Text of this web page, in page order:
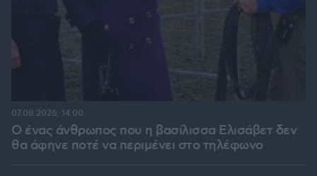
Ο ένας άνθρωπος που η βασίλισσα Ελισάβετ δεν
θα άφηνε ποτέ να περιμένει στο τηλέφωνο
07.08.2026, 14:00